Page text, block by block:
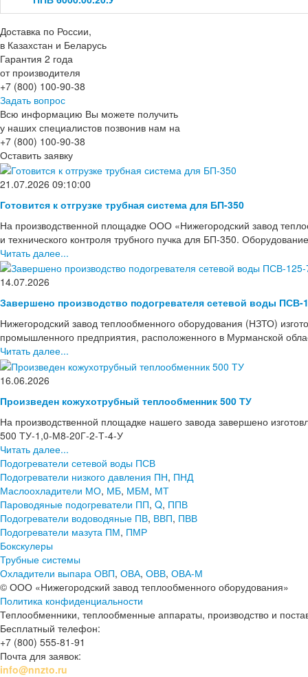
Доставка по России,
в Казахстан и Беларусь
Гарантия 2 года
от производителя
+7 (800) 100-90-38
Задать вопрос
Всю информацию Вы можете получить
у наших специалистов позвонив нам на
+7 (800) 100-90-38
Оставить заявку
21.07.2026 09:10:00
Готовится к отгрузке трубная система для БП-350
На производственной площадке ООО «Нижегородский завод
и технического контроля трубного пучка для БП-350.
Читать далее...
14.07.2026
Завершено производство подогревателя сетевой воды ПСВ-
Нижегородский завод теплообменного оборудования (НЗТО)
промышленного предприятия, расположенного в Мурманской
Читать далее...
16.06.2026
Произведен кожухотрубный теплообменник 500 ТУ
На производственной площадке нашего завода завершено
500 ТУ-1,0-М8-20Г-2-Т-4-У
Читать далее...
Подогреватели сетевой воды ПСВ
Подогреватели низкого давления ПН, ПНД
Маслоохладители МО, МБ, МБМ, МТ
Пароводяные подогреватели ПП, Q, ППВ
Подогреватели водоводяные ПВ, ВВП, ПВВ
Подогреватели мазута ПМ, ПМР
Бокскулеры
Трубные системы
Охладители выпара ОВП, ОВА, ОВВ, ОВА-М
© ООО «Нижегородский завод теплообменного оборудования»
Политика конфиденциальности
Теплообменники, теплообменные аппараты, производство и
Бесплатный телефон:
+7 (800) 555-81-91
Почта для заявок:
info@nnzto.ru